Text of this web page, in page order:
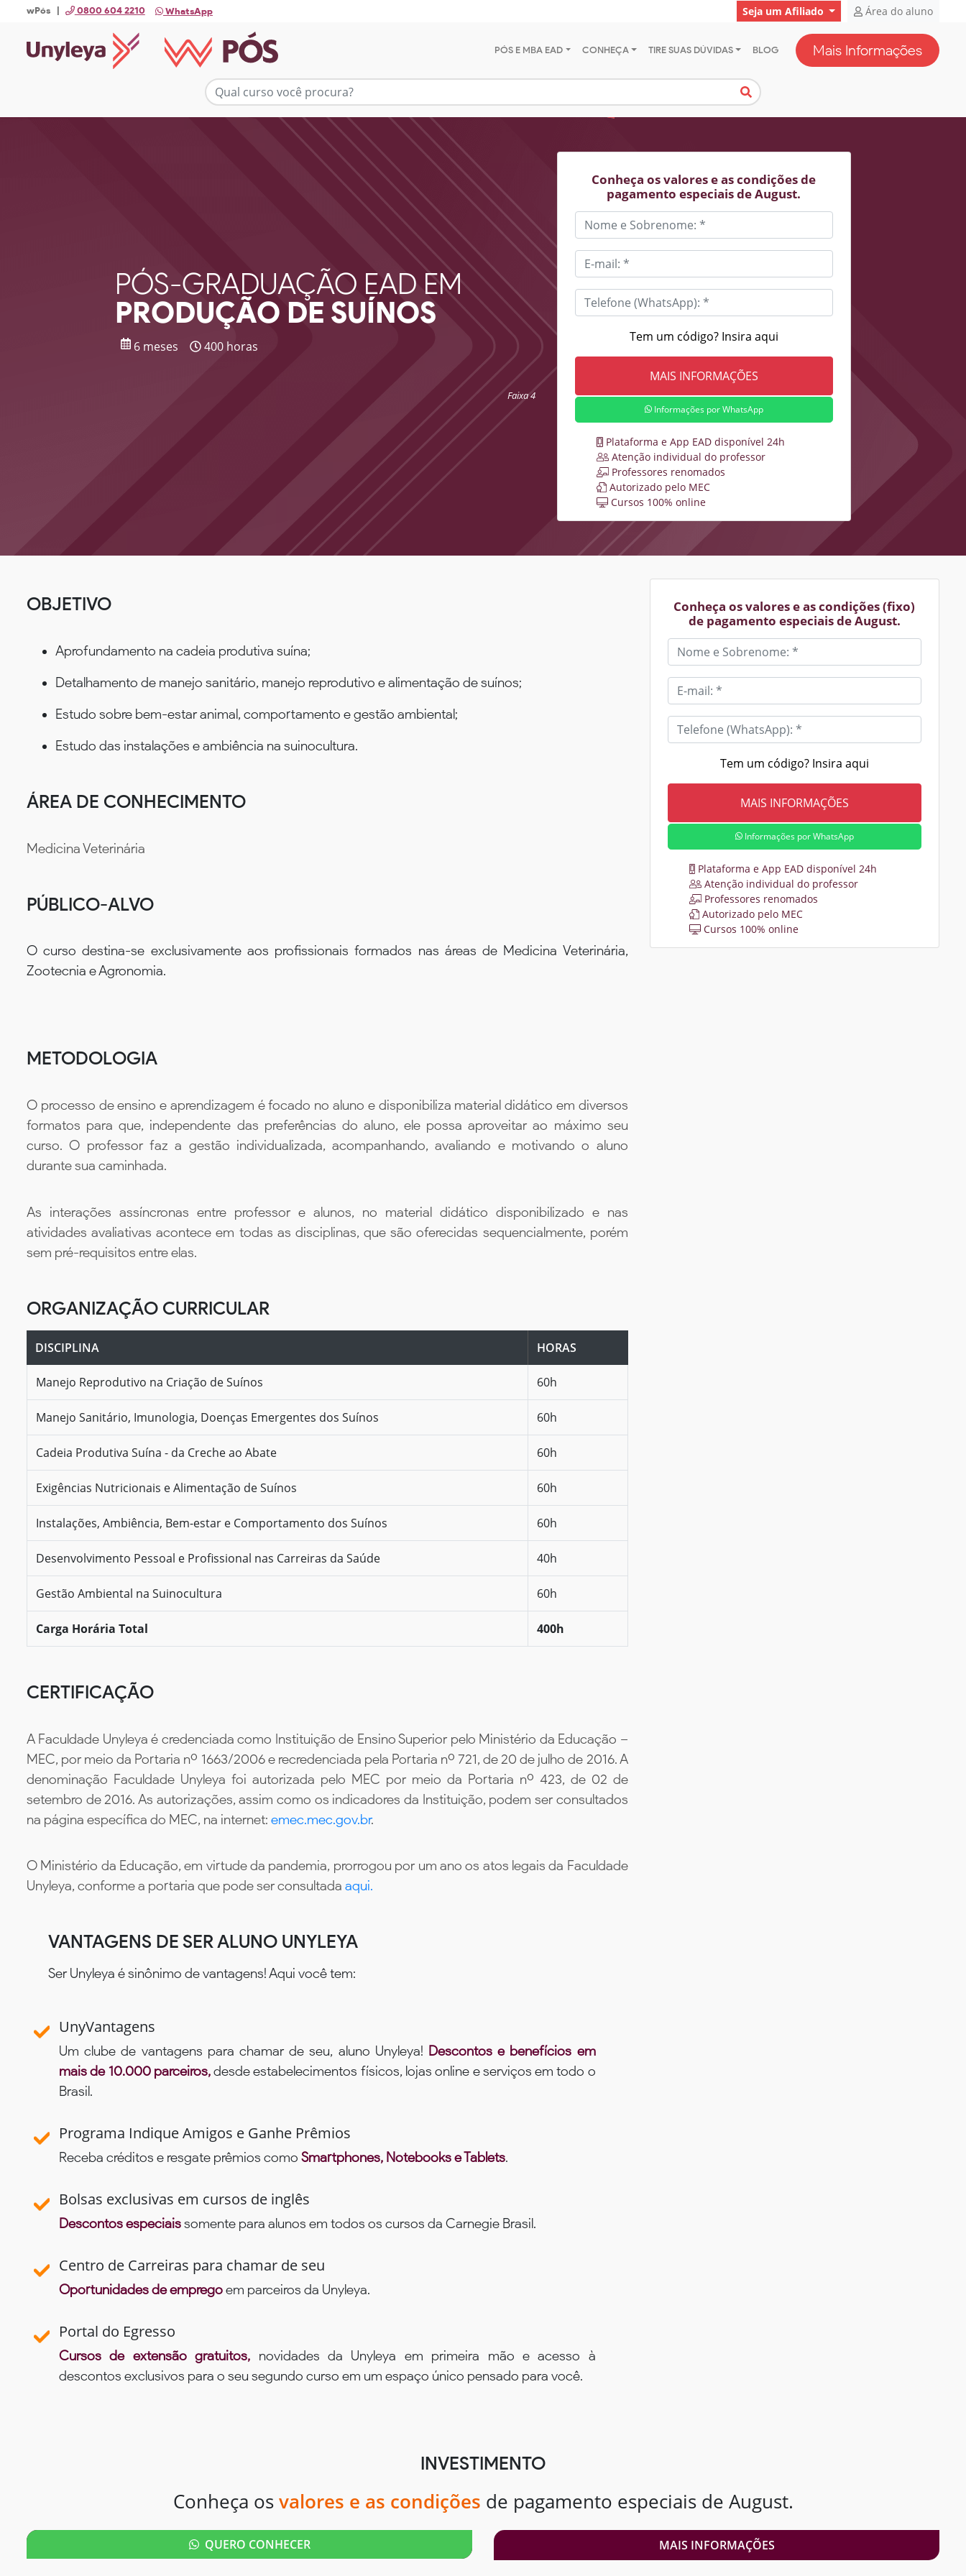
wPós | 0800 604 2210 WhatsApp Seja um Afiliado Área do aluno
PÓS E MBA EAD CONHEÇA TIRE SUAS DÚVIDAS BLOG Mais Informações
PÓS-GRADUAÇÃO EAD EM
PRODUÇÃO DE SUÍNOS
6 meses 400 horas
Faixa 4
Conheça os valores e as condições de
pagamento especiais de August.
Tem um código? Insira aqui
Informações por WhatsApp
Plataforma e App EAD disponível 24h
Atenção individual do professor
Professores renomados
Autorizado pelo MEC
Cursos 100% online
OBJETIVO
Aprofundamento na cadeia produtiva suína;
Detalhamento de manejo sanitário, manejo reprodutivo e alimentação de suínos;
Estudo sobre bem-estar animal, comportamento e gestão ambiental;
Estudo das instalações e ambiência na suinocultura.
ÁREA DE CONHECIMENTO
Medicina Veterinária
PÚBLICO-ALVO
O curso destina-se exclusivamente aos profissionais formados nas áreas de Medicina Veterinária,
Zootecnia e Agronomia.
METODOLOGIA
O processo de ensino e aprendizagem é focado no aluno e disponibiliza material didático em diversos
formatos para que, independente das preferências do aluno, ele possa aproveitar ao máximo seu
curso. O professor faz a gestão individualizada, acompanhando, avaliando e motivando o aluno
durante sua caminhada.
As interações assíncronas entre professor e alunos, no material didático disponibilizado e nas
atividades avaliativas acontece em todas as disciplinas, que são oferecidas sequencialmente, porém
sem pré-requisitos entre elas.
ORGANIZAÇÃO CURRICULAR
DISCIPLINA HORAS
Manejo Reprodutivo na Criação de Suínos 60h
Manejo Sanitário, Imunologia, Doenças Emergentes dos Suínos 60h
Cadeia Produtiva Suína - da Creche ao Abate 60h
Exigências Nutricionais e Alimentação de Suínos 60h
Instalações, Ambiência, Bem-estar e Comportamento dos Suínos 60h
Desenvolvimento Pessoal e Profissional nas Carreiras da Saúde 40h
Gestão Ambiental na Suinocultura 60h
Carga Horária Total 400h
CERTIFICAÇÃO
A Faculdade Unyleya é credenciada como Instituição de Ensino Superior pelo Ministério da Educação –
MEC, por meio da Portaria nº 1663/2006 e recredenciada pela Portaria nº 721, de 20 de julho de 2016. A
denominação Faculdade Unyleya foi autorizada pelo MEC por meio da Portaria nº 423, de 02 de
setembro de 2016. As autorizações, assim como os indicadores da Instituição, podem ser consultados
na página específica do MEC, na internet: emec.mec.gov.br.
O Ministério da Educação, em virtude da pandemia, prorrogou por um ano os atos legais da Faculdade
Unyleya, conforme a portaria que pode ser consultada aqui.
VANTAGENS DE SER ALUNO UNYLEYA
Ser Unyleya é sinônimo de vantagens! Aqui você tem:
UnyVantagens
Um clube de vantagens para chamar de seu, aluno Unyleya! Descontos e benefícios em
mais de 10.000 parceiros,desde estabelecimentos físicos, lojas online e serviços em todo o
Brasil.
Programa Indique Amigos e Ganhe Prêmios
Receba créditos e resgate prêmios como Smartphones, Notebooks e Tablets.
Bolsas exclusivas em cursos de inglês
Descontos especiaissomente para alunos em todos os cursos da Carnegie Brasil.
Centro de Carreiras para chamar de seu
Oportunidades de empregoem parceiros da Unyleya.
Portal do Egresso
Cursos de extensão gratuitos, novidades da Unyleya em primeira mão e acesso à
descontos exclusivos para o seu segundo curso em um espaço único pensado para você.
Conheça os valores e as condições (fixo)
de pagamento especiais de August.
Tem um código? Insira aqui
Informações por WhatsApp
Plataforma e App EAD disponível 24h
Atenção individual do professor
Professores renomados
Autorizado pelo MEC
Cursos 100% online
INVESTIMENTO
Conheça os valores e as condições de pagamento especiais de August.
QUERO CONHECER MAIS INFORMAÇÕES